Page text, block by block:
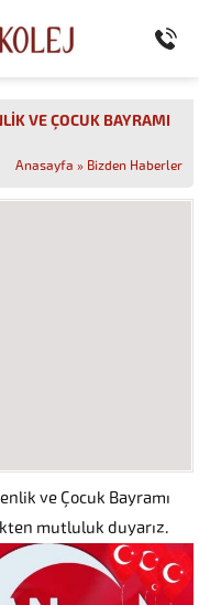
VE ÇOCUK BAYRAMI
Anasayfa » Bizden Haberler
ve Çocuk Bayramı
mutluluk duyarız.